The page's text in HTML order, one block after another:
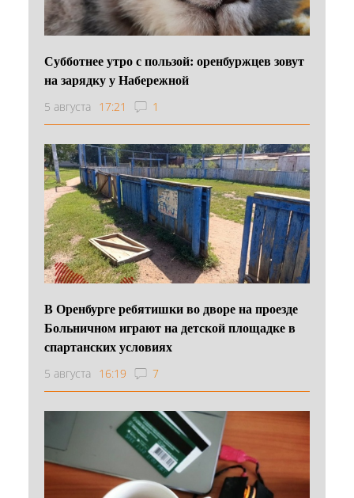
Субботнее утро с пользой: оренбуржцев зовут
на зарядку у Набережной
5 августа 17:21 1
В Оренбурге ребятишки во дворе на проезде
Больничном играют на детской площадке в
спартанских условиях
5 августа 16:19 7